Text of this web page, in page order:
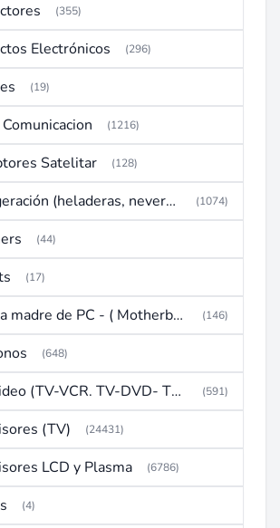
(355)
Electrónicos (296)
(19)
(1216)
Satelitar (128)
Refrigeración (heladeras, neveras, congeladores) (1074)
(44)
(17)
Tarjeta madre de PC - ( Motherboard ) (146)
(648)
Televideo (TV-VCR. TV-DVD- TV-DVD-VCR) (591)
(TV) (24431)
LCD y Plasma (6786)
(4)